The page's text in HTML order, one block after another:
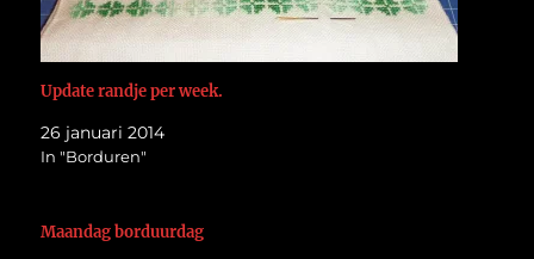
Update randje per week.
26 januari 2014
In "Borduren"
Maandag borduurdag